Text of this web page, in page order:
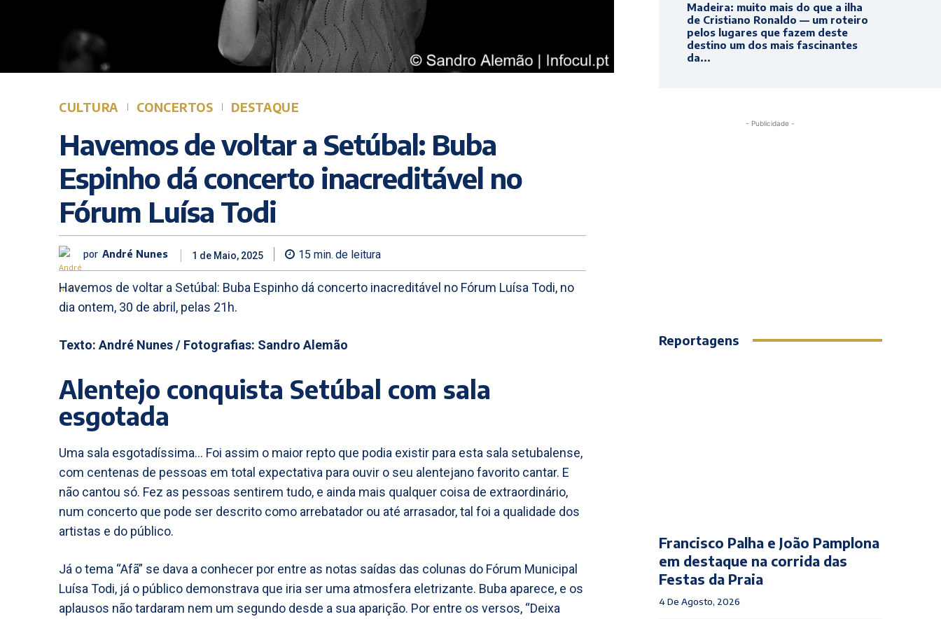
CULTURA CONCERTOS DESTAQUE
Havemos de voltar a Setúbal: Buba
Espinho dá concerto inacreditável no
Fórum Luísa Todi
por André Nunes 1 de Maio, 2025 15 min. de leitura
Havemos de voltar a Setúbal: Buba Espinho dá concerto inacreditável no Fórum Luísa Todi, no
dia ontem, 30 de abril, pelas 21h.
Texto: André Nunes / Fotografias: Sandro Alemão
Alentejo conquista Setúbal com sala
esgotada
Uma sala esgotadíssima… Foi assim o maior repto que podia existir para esta sala setubalense,
com centenas de pessoas em total expectativa para ouvir o seu alentejano favorito cantar. E
não cantou só. Fez as pessoas sentirem tudo, e ainda mais qualquer coisa de extraordinário,
num concerto que pode ser descrito como arrebatador ou até arrasador, tal foi a qualidade dos
artistas e do público.
Já o tema “Afã” se dava a conhecer por entre as notas saídas das colunas do Fórum Municipal
Luísa Todi, já o público demonstrava que iria ser uma atmosfera eletrizante. Buba aparece, e os
aplausos não tardaram nem um segundo desde a sua aparição. Por entre os versos, “Deixa
Madeira: muito mais do que a ilha
de Cristiano Ronaldo — um roteiro
pelos lugares que fazem deste
destino um dos mais fascinantes
da...
- Publicidade -
Reportagens
Francisco Palha e João Pamplona
em destaque na corrida das
Festas da Praia
4 De Agosto, 2026